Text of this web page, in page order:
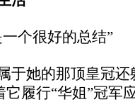
个很好的总结”
于她的那顶皇冠
履行“华姐”冠军